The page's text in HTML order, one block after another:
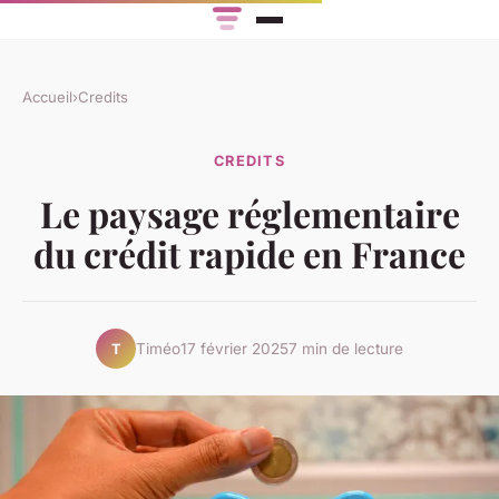
Accueil›Credits
CREDITS
Le paysage réglementaire
du crédit rapide en France
T Timéo17 février 20257 min de lecture